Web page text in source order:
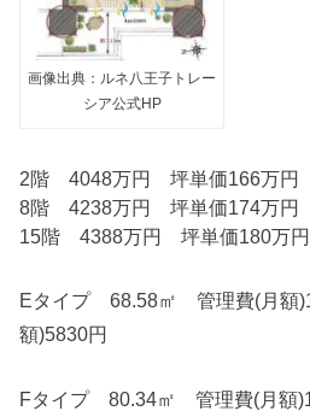
画像出典：ルネ八王子トレー
シア公式HP
2階 4048万円 坪単価166万円
8階 4238万円 坪単価174万円
15階 4388万円 坪単価180万円
Eタイプ 68.58㎡ 管理費(月額
額)5830円
Fタイプ 80.34㎡ 管理費(月額